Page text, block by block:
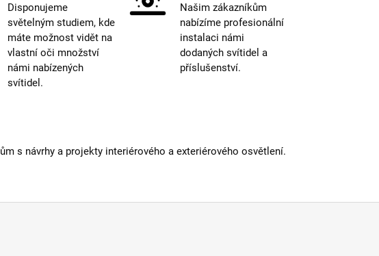
Disponujeme
světelným studiem, kde
máte možnost vidět na
vlastní oči množství
námi nabízených
svítidel.
Našim zákazníkům
nabízíme profesionální
instalaci námi
dodaných svítidel a
příslušenství.
s návrhy a projekty interiérového a exteriérového osvětlení.